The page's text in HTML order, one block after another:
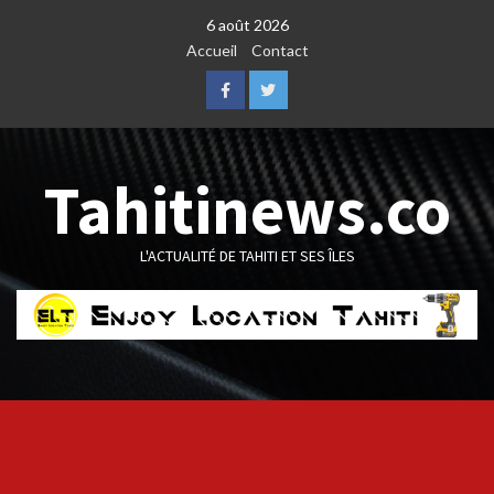
6 août 2026
Accueil
Contact
FacebookTwitter
Tahitinews.co
L'ACTUALITÉ DE TAHITI ET SES ÎLES